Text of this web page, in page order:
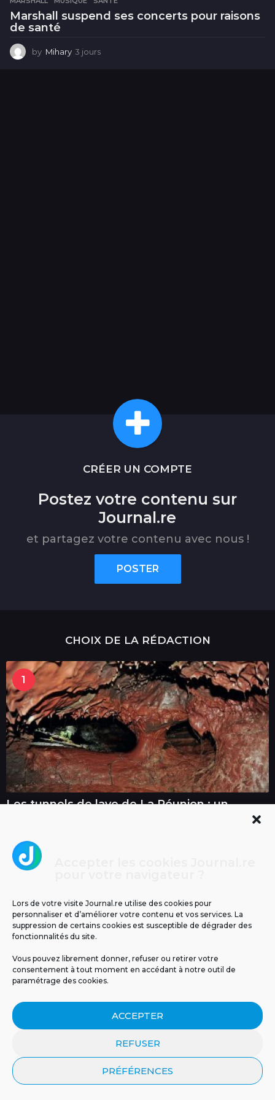
Lors de votre visite Journal.re utilise des cookies pour
personnaliser et d’améliorer votre contenu et vos services. La
suppression de certains cookies est susceptible de dégrader des
fonctionnalités du site.
Vous pouvez librement donner, refuser ou retirer votre
consentement à tout moment en accédant à notre outil de
paramétrage des cookies.
ACCEPTER
REFUSER
PRÉFÉRENCES
Marshall suspend ses concerts pour raisons
de santé
by Mihary 3 jours
CRÉER UN COMPTE
Postez votre contenu sur
Journal.re
et partagez votre contenu avec nous !
POSTER
CHOIX DE LA RÉDACTION
1
Les tunnels de lave de La Réunion : un
2
Un espoir inattendu venu de la nature : en
Australie, le venin d’abeille a détruit un
cancer du sein agressif en une heure
seulement.